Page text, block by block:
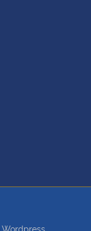
Wordpress